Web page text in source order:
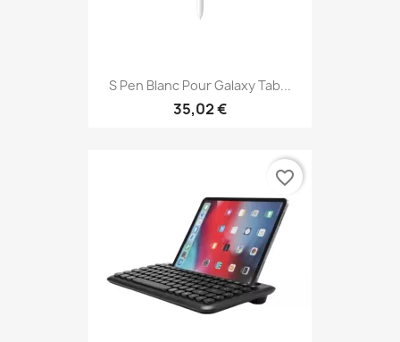
S Pen Blanc Pour Galaxy Tab...
35,02 €
favorite_border